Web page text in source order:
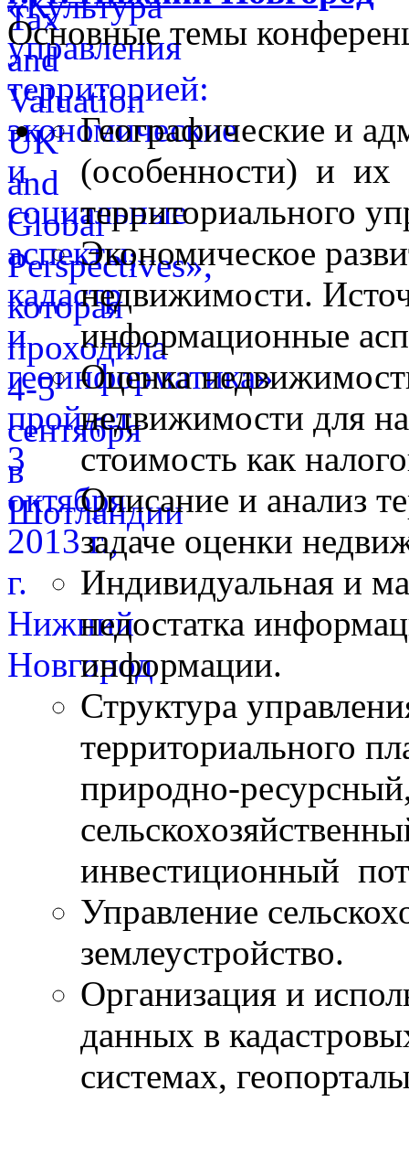
Основные темы
Географические и
(особенности) и их
территориального
Экономическое
недвижимости.
информационные
Оценка
недвижимости для
стоимость как
Описание и анализ
задаче оценки
Индивидуальная и
недостатка
информации.
Структура
территориального
природно-
инвестиционный
Управление
землеустройство.
Организация и
данных в
системах,